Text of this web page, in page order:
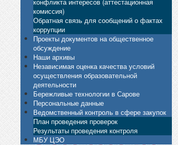
комиссия)
Обратная связь для сообщений о фактах
коррупции
Проекты документов на общественное
обсуждение
Наши архивы
Независимая оценка качества условий
осуществления образовательной
деятельности
Бережливые технологии в Сарове
Персональные данные
Ведомственный контроль в сфере закупок
План проведения проверок
Результаты проведения контроля
МБУ ЦЭО